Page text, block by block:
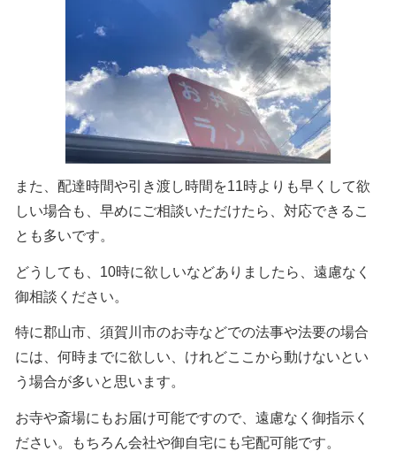
また、配達時間や引き渡し時間を11時よりも早くして欲
しい場合も、早めにご相談いただけたら、対応できるこ
とも多いです。
どうしても、10時に欲しいなどありましたら、遠慮なく
御相談ください。
特に郡山市、須賀川市のお寺などでの法事や法要の場合
には、何時までに欲しい、けれどここから動けないとい
う場合が多いと思います。
お寺や斎場にもお届け可能ですので、遠慮なく御指示く
ださい。もちろん会社や御自宅にも宅配可能です。